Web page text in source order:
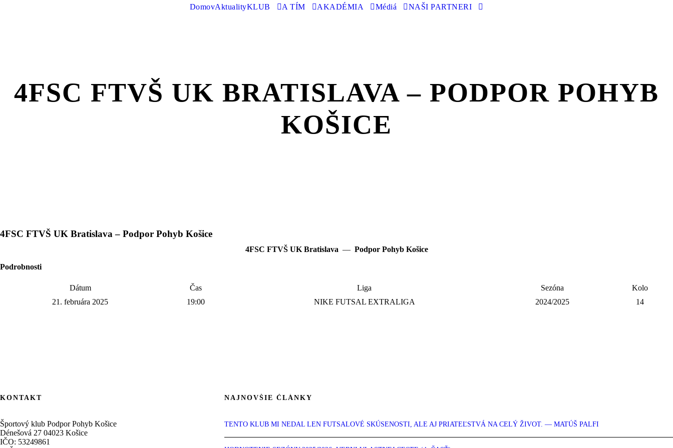
DomovAktualityKLUB A TÍM AKADÉMIA Médiá NAŠI PARTNERI
4FSC FTVŠ UK BRATISLAVA – PODPOR POHYB
KOŠICE
4FSC FTVŠ UK Bratislava – Podpor Pohyb Košice
4FSC FTVŠ UK Bratislava — Podpor Pohyb Košice
Podrobnosti
Dátum Čas Liga Sezóna
Kolo
21. februára 2025
19:00 NIKE FUTSAL EXTRALIGA 2024/2025 14
KONTAKT
Športový klub Podpor Pohyb Košice
Dénešová 27 04023 Košice
IČO: 53249861
NAJNOVŠIE ČLÁNKY
TENTO KLUB MI NEDAL LEN FUTSALOVÉ SKÚSENOSTI, ALE AJ PRIATEĽSTVÁ NA CELÝ ŽIVOT. — MATÚŠ PALFI